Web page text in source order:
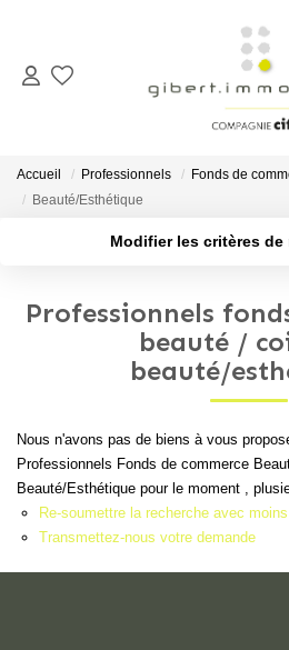
ACHETER
Maisons
Locaux
Terrains
Locaux
Accueil Professionnels Fonds de
Beauté/Esthétique
Modifier les critères de
Sélectionnez...
Type de bien
Nb
Créer une alerte
Professionnels
beauté /
beauté/
Nous n'avons pas de biens à vous
Professionnels Fonds de commerce
Beauté/Esthétique pour le moment ,
Re-soumettre la recherche avec moins
Transmettez-nous votre demande